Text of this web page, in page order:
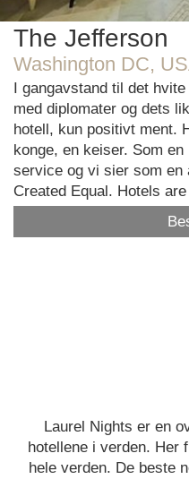
The Jefferson
Washington DC,
I gangavstand til det
med diplomater og dets
hotell, kun positivt ment.
konge, en keiser. Som
service og vi sier som en
Created Equal. Hotels
Laurel Nights er en
hotellene i verden. Her
hele verden. De beste